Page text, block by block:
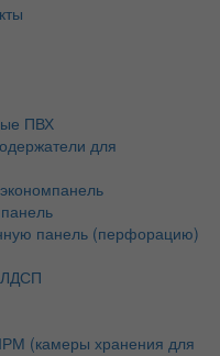
ПВХ
для
панель (перфорацию)
ЛДСП
(камеры хранения для